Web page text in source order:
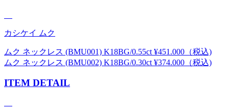
カシケイ ムク
ムク ネックレス (BMU001) K18BG/0.55ct ¥451.000（税込)
ムク ネックレス (BMU002) K18BG/0.30ct ¥374.000（税込)
ITEM DETAIL